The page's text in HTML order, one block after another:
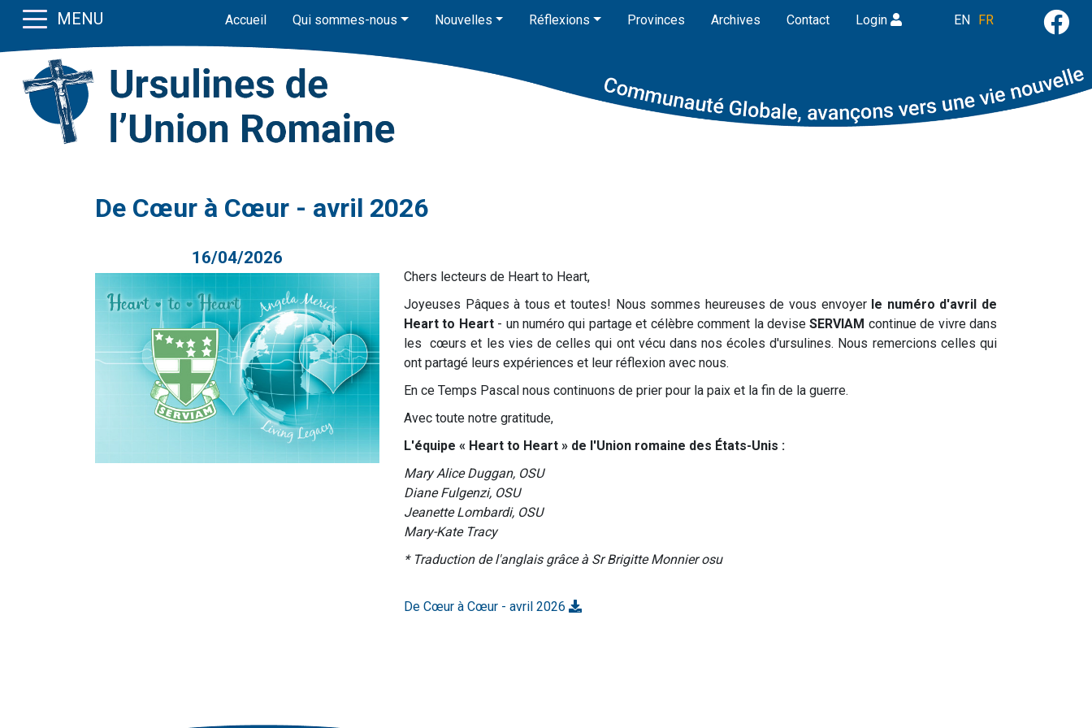
MENU Accueil Qui sommes-nous Nouvelles Réflexions Provinces Archives Contact Login EN FR
De Cœur à Cœur - avril 2026
16/04/2026
Chers lecteurs de Heart to Heart,
Joyeuses Pâques à tous et toutes! Nous sommes heureuses de vous envoyer le numéro d'avril de
Heart to Heart - un numéro qui partage et célèbre comment la deviseSERVIAM continue de vivre dans
les cœurs et les vies de celles qui ont vécu dans nos écoles d'ursulines. Nous remercions celles qui
ont partagé leurs expériences et leur réflexion avec nous.
En ce Temps Pascal nous continuons de prier pour la paix et la fin de la guerre.
Avec toute notre gratitude,
L'équipe « Heart to Heart » de l'Union romaine des États-Unis :
Mary Alice Duggan, OSU
Diane Fulgenzi, OSU
Jeanette Lombardi, OSU
Mary-Kate Tracy
* Traduction de l'anglais grâce à Sr Brigitte Monnier osu
De Cœur à Cœur - avril 2026